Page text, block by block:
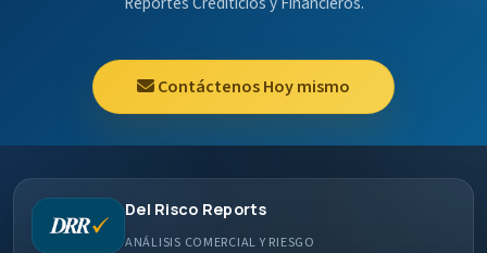
Contáctenos Hoy mismo
Del Risco Reports
ANÁLISIS COMERCIAL Y RIESGO